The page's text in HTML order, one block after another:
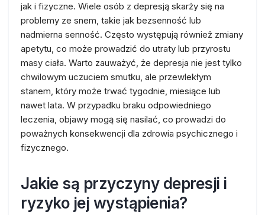
jak i fizyczne. Wiele osób z depresją skarży się na
problemy ze snem, takie jak bezsenność lub
nadmierna senność. Często występują również zmiany
apetytu, co może prowadzić do utraty lub przyrostu
masy ciała. Warto zauważyć, że depresja nie jest tylko
chwilowym uczuciem smutku, ale przewlekłym
stanem, który może trwać tygodnie, miesiące lub
nawet lata. W przypadku braku odpowiedniego
leczenia, objawy mogą się nasilać, co prowadzi do
poważnych konsekwencji dla zdrowia psychicznego i
fizycznego.
Jakie są przyczyny depresji i
ryzyko jej wystąpienia?